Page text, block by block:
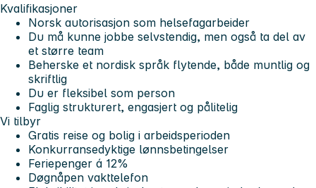
Kvalifikasjoner
Norsk autorisasjon som helsefagarbeider
Du må kunne jobbe selvstendig, men også ta del av
et større team
Beherske et nordisk språk flytende, både muntlig og
skriftlig
Du er fleksibel som person
Faglig strukturert, engasjert og pålitelig
Vi tilbyr
Gratis reise og bolig i arbeidsperioden
Konkurransedyktige lønnsbetingelser
Feriepenger á 12%
Døgnåpen vakttelefon